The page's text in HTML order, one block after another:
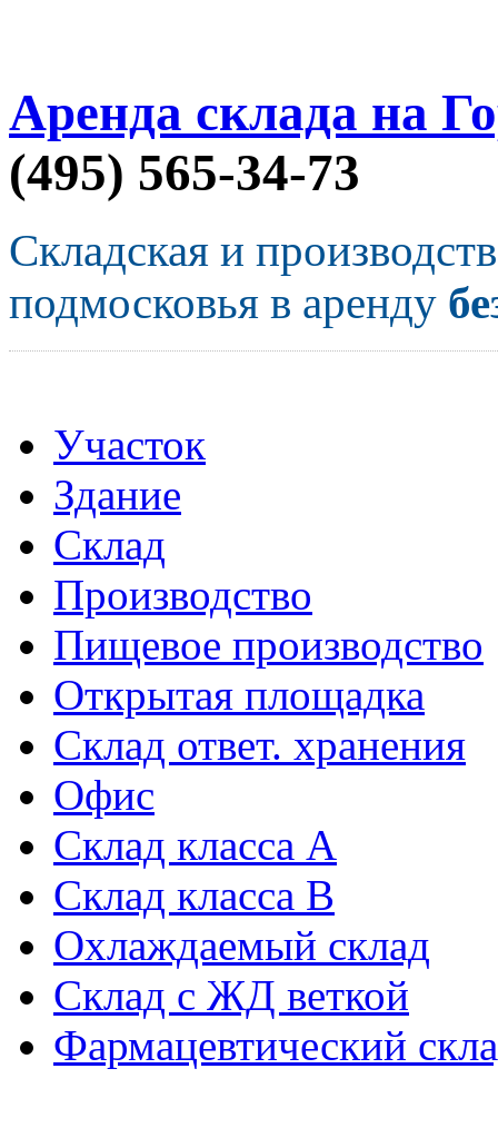
Аренда склада на
(495) 565-34-73
Складская и
подмосковья в аренду
Участок
Здание
Склад
Производство
Пищевое производство
Открытая площадка
Склад ответ. хранения
Офис
Склад класса A
Склад класса B
Охлаждаемый склад
Склад с ЖД веткой
Фармацевтический